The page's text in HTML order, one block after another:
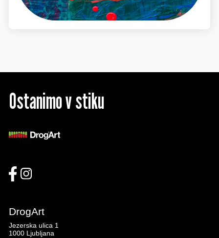
Ostanimo v stiku
DrogArt
Jezerska ulica 1
1000 Ljubljana